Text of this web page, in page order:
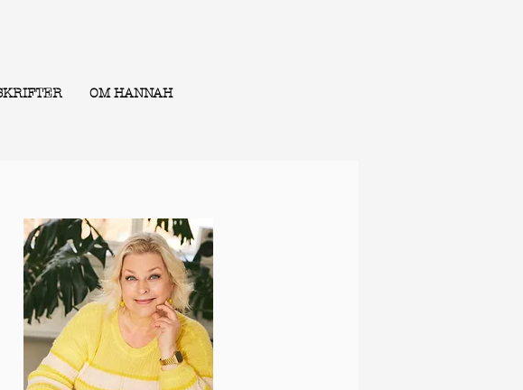
OM HANNAH